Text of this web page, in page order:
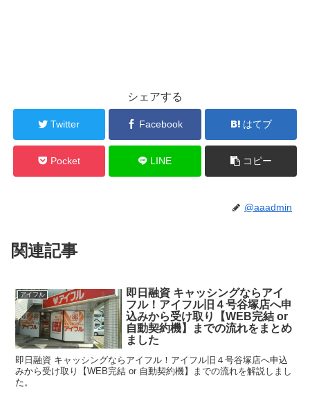
シェアする
Twitter Facebook はてブ
Pocket LINE コピー
@aaadmin
関連記事
アイフル
即日融資 キャッシングならアイ
フル！アイフル旧４号谷塚店へ申
込みから受け取り【WEB完結 or
自動契約機】までの流れをまとめ
ました
即日融資 キャッシングならアイフル！アイフル旧４号谷塚店へ申込
みから受け取り【WEB完結 or 自動契約機】までの流れを解説しまし
た。